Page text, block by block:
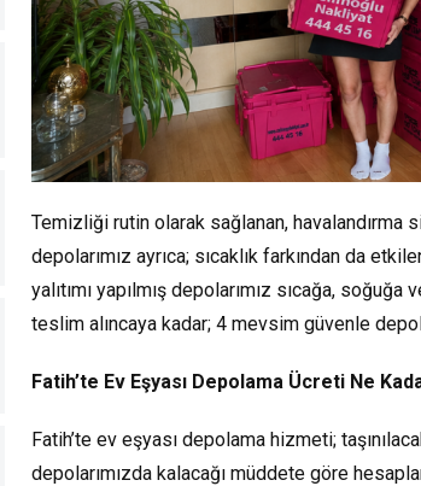
Temizliği rutin olarak sağlanan, havalandırma
depolarımız ayrıca; sıcaklık farkından da
yalıtımı yapılmış depolarımız sıcağa,
teslim alıncaya kadar; 4 mevsim güvenle
Fatih’te Ev Eşyası Depolama Ücreti Ne
Fatih’te ev eşyası depolama hizmeti;
depolarımızda kalacağı müddete göre